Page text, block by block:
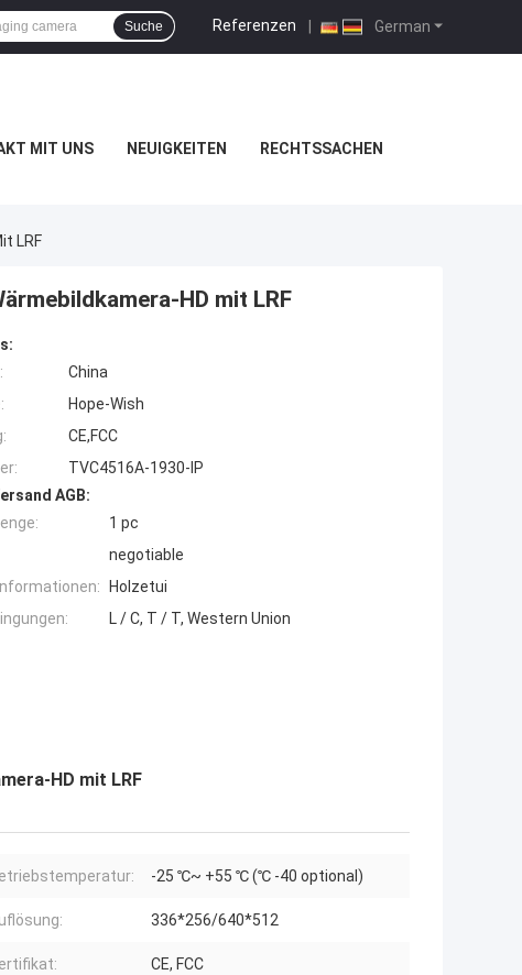
German
Referenzen |
Suche
MIT UNS NEUIGKEITEN RECHTSSACHEN
LRF
HD mit LRF
China
Hope-Wish
CE,FCC
TVC4516A-1930-IP
AGB:
1 pc
negotiable
Holzetui
L / C, T / T, Western Union
HD mit LRF
-25 ℃~ +55 ℃ (℃ -40 optional)
336*256/640*512
CE, FCC